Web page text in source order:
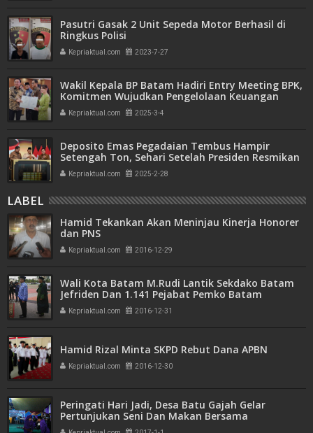
Pasutri Gasak 2 Unit Sepeda Motor Berhasil di
Ringkus Polisi
Kepriaktual.com 2023-7-27
Wakil Kepala BP Batam Hadiri Entry Meeting BPK,
Komitmen Wujudkan Pengelolaan Keuangan
Transparan dan Akuntabel
Kepriaktual.com 2025-3-4
Deposito Emas Pegadaian Tembus Hampir
Setengah Ton, Sehari Setelah Presiden Resmikan
Bank Emas
Kepriaktual.com 2025-2-28
LABEL
Hamid Tekankan Akan Meninjau Kinerja Honorer
dan PNS
Kepriaktual.com 2016-12-29
Wali Kota Batam M.Rudi Lantik Sekdako Batam
Jefriden Dan 1.141 Pejabat Pemko Batam
Kepriaktual.com 2016-12-31
Hamid Rizal Minta SKPD Rebut Dana APBN
Kepriaktual.com 2016-12-30
Peringati Hari Jadi, Desa Batu Gajah Gelar
Pertunjukan Seni Dan Makan Bersama